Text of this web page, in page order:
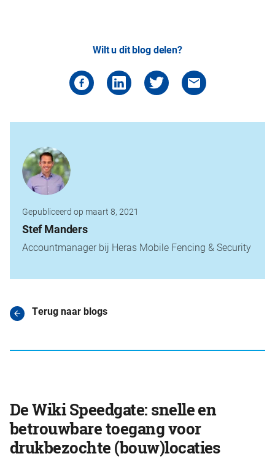
Wilt u dit blog delen?
Gepubliceerd op maart 8, 2021
Stef Manders
Accountmanager bij Heras Mobile Fencing & Security
Terug naar blogs
De Wiki Speedgate: snelle en
betrouwbare toegang voor
drukbezochte (bouw)locaties